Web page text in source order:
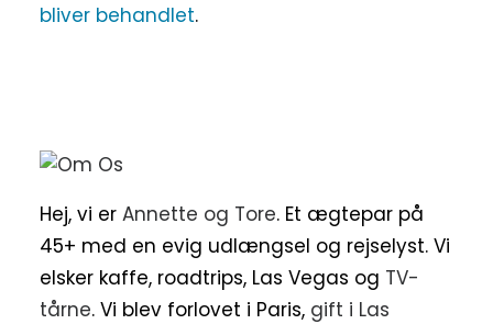
bliver behandlet.
Hej, vi er Annette og Tore. Et ægtepar på
45+ med en evig udlængsel og rejselyst. Vi
elsker kaffe, roadtrips, Las Vegas og TV-
tårne. Vi blev forlovet i Paris, gift i Las